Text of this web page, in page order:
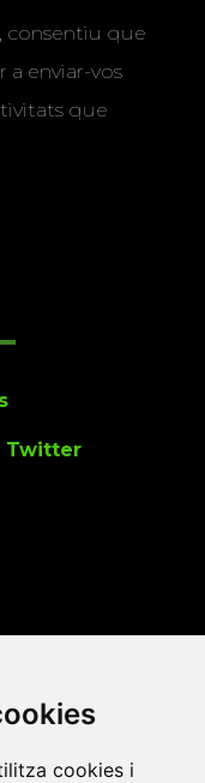
cookies i
consentiu que
a enviar-vos
que
Twitter